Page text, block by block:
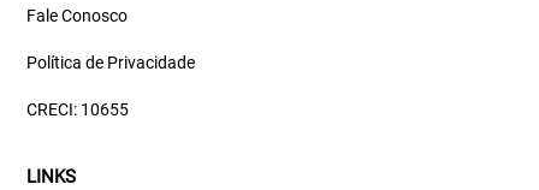
Fale Conosco
Política de Privacidade
CRECI: 10655
LINKS